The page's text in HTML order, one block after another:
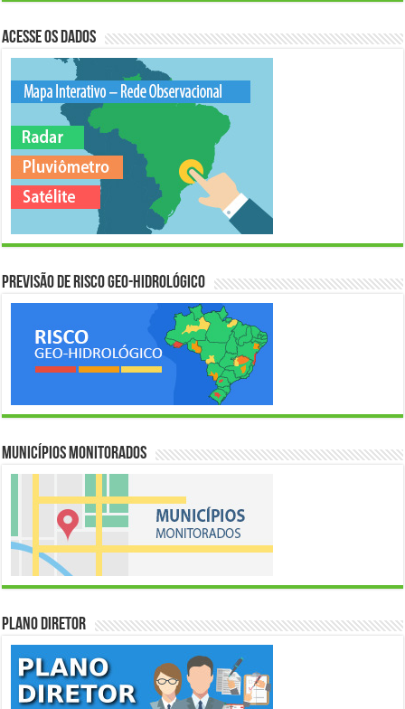
Acesse os Dados
Previsão de Risco Geo-Hidrológico
Municípios Monitorados
Plano Diretor